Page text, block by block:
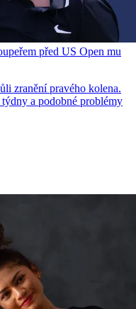
před US Open mu
zranění pravého kolena.
a podobné problémy